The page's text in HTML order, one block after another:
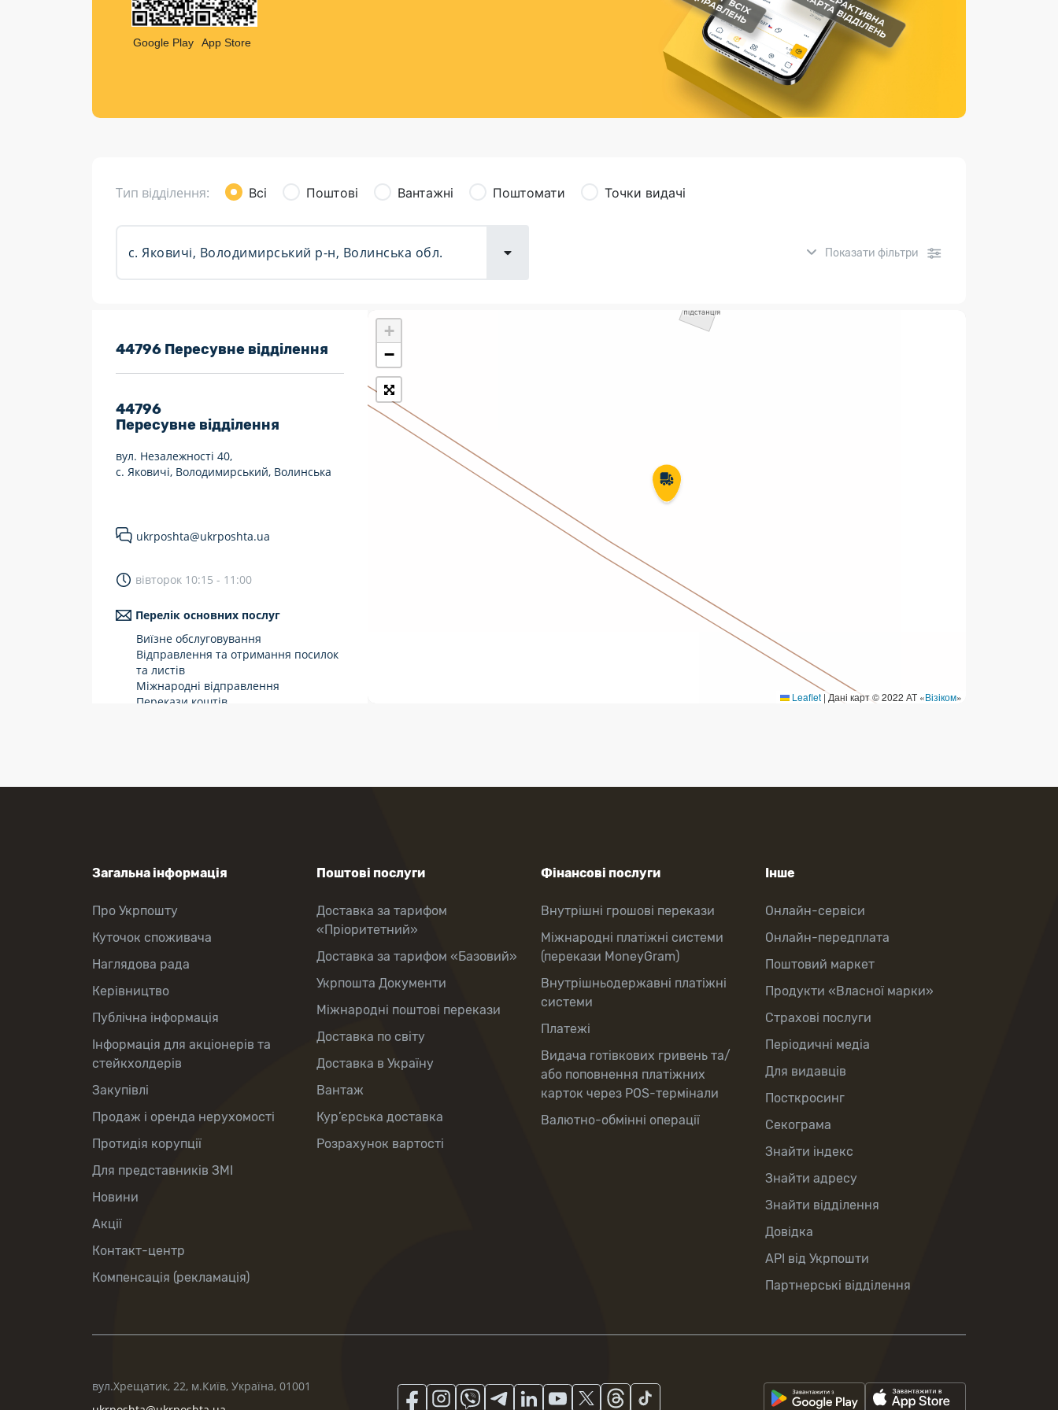
Листи та листівки
Кур’єрська доставка
Страхові послуги
Каталог «Укрпошта Маркет»
Google Play App Store
Тип відділення: Всі Поштові Вантажні Поштомати Точки видачі
Показати фільтри
7 днів на тиждень
Працюють після 19:00
Працюють у вихідні
Укрпошта Стандарт/тариф «Базовий»
Доставка за межі України
Прийом вантажів
Фінансові послуги:
44796 Пересувне відділення
44796
Пересувне відділення
вул. Незалежності 40,
с. Яковичі, Володимирський, Волинська
ukrposhta@ukrposhta.ua
вівторок 10:15 - 11:00
Перелік основних послуг
Виїзне обслуговування
Відправлення та отримання посилок
та листів
Міжнародні відправлення
Перекази коштів
+
−
Leaflet |Дані карт © 2022 АТ «Візіком»
Загальна інформація
Про Укрпошту
Куточок споживача
Наглядова рада
Керівництво
Публічна інформація
Інформація для акціонерів та
стейкхолдерів
Закупівлі
Продаж і оренда нерухомості
Протидія корупції
Для представників ЗМІ
Новини
Акції
Контакт-центр
Компенсація (рекламація)
Поштові послуги
Доставка за тарифом
«Пріоритетний»
Доставка за тарифом «Базовий»
Укрпошта Документи
Міжнародні поштові перекази
Доставка по світу
Доставка в Україну
Вантаж
Кур’єрська доставка
Розрахунок вартості
Фінансові послуги
Внутрішні грошові перекази
Міжнародні платіжні системи
(перекази MoneyGram)
Внутрішньодержавні платіжні
системи
Платежі
Видача готівкових гривень та/
або поповнення платіжних
карток через POS-термінали
Валютно-обмінні операції
Інше
Онлайн-сервіси
Онлайн-передплата
Поштовий маркет
Продукти «Власної марки»
Страхові послуги
Періодичні медіа
Для видавців
Посткросинг
Секограма
Знайти індекс
Знайти адресу
Знайти відділення
Довідка
API від Укрпошти
Партнерські відділення
вул.Хрещатик, 22, м.Київ, Україна, 01001